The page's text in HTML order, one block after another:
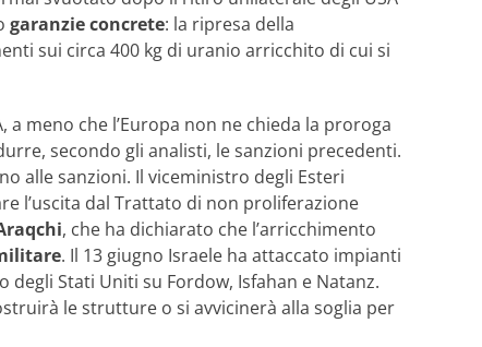
garanzie concrete: la ripresa della
sui circa 400 kg di uranio arricchito di cui si
a meno che l’Europa non ne chieda la proroga
secondo gli analisti, le sanzioni precedenti.
alle sanzioni. Il viceministro degli Esteri
l’uscita dal Trattato di non proliferazione
, che ha dichiarato che l’arricchimento
. Il 13 giugno Israele ha attaccato impianti
Stati Uniti su Fordow, Isfahan e Natanz.
le strutture o si avvicinerà alla soglia per